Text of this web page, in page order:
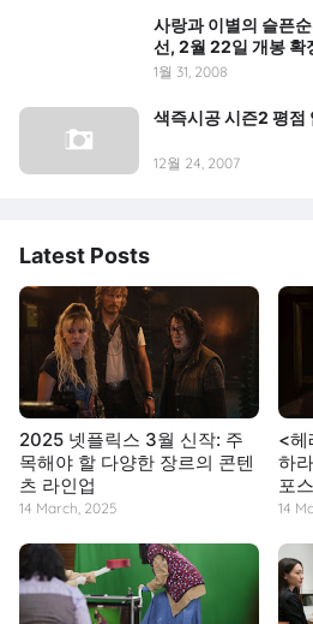
사랑과 이별의 슬픈
선, 2월 22일 개봉 확
1월 31, 2008
색즉시공 시즌2 평점
12월 24, 2007
Latest Posts
2025 넷플릭스 3월 신작: 주
목해야 할 다양한 장르의 콘텐
츠 라인업
14 March, 2025
<헤
하
포
14